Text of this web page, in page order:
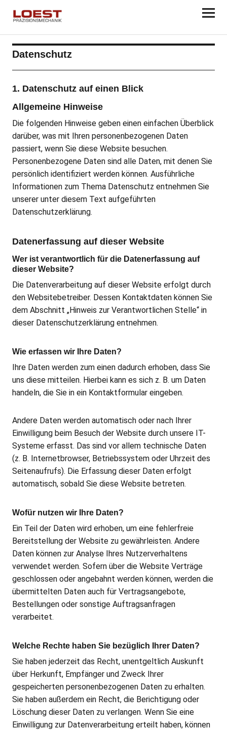
Datenschutz
1. Datenschutz auf einen Blick
Allgemeine Hinweise
Die folgenden Hinweise geben einen einfachen Überblick
darüber, was mit Ihren personenbezogenen Daten
passiert, wenn Sie diese Website besuchen.
Personenbezogene Daten sind alle Daten, mit denen Sie
persönlich identifiziert werden können. Ausführliche
Informationen zum Thema Datenschutz entnehmen Sie
unserer unter diesem Text aufgeführten
Datenschutzerklärung.
Datenerfassung auf dieser Website
Wer ist verantwortlich für die Datenerfassung auf
dieser Website?
Die Datenverarbeitung auf dieser Website erfolgt durch
den Websitebetreiber. Dessen Kontaktdaten können Sie
dem Abschnitt „Hinweis zur Verantwortlichen Stelle“ in
dieser Datenschutzerklärung entnehmen.
Wie erfassen wir Ihre Daten?
Ihre Daten werden zum einen dadurch erhoben, dass Sie
uns diese mitteilen. Hierbei kann es sich z. B. um Daten
handeln, die Sie in ein Kontaktformular eingeben.
Andere Daten werden automatisch oder nach Ihrer
Einwilligung beim Besuch der Website durch unsere IT-
Systeme erfasst. Das sind vor allem technische Daten
(z. B. Internetbrowser, Betriebssystem oder Uhrzeit des
Seitenaufrufs). Die Erfassung dieser Daten erfolgt
automatisch, sobald Sie diese Website betreten.
Wofür nutzen wir Ihre Daten?
Ein Teil der Daten wird erhoben, um eine fehlerfreie
Bereitstellung der Website zu gewährleisten. Andere
Daten können zur Analyse Ihres Nutzerverhaltens
verwendet werden. Sofern über die Website Verträge
geschlossen oder angebahnt werden können, werden die
übermittelten Daten auch für Vertragsangebote,
Bestellungen oder sonstige Auftragsanfragen
verarbeitet.
Welche Rechte haben Sie bezüglich Ihrer Daten?
Sie haben jederzeit das Recht, unentgeltlich Auskunft
über Herkunft, Empfänger und Zweck Ihrer
gespeicherten personenbezogenen Daten zu erhalten.
Sie haben außerdem ein Recht, die Berichtigung oder
Löschung dieser Daten zu verlangen. Wenn Sie eine
Einwilligung zur Datenverarbeitung erteilt haben, können